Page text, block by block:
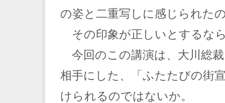
の姿と二重写しに感じられた
その印象が正しいとするな
今回のこの講演は、大川総
相手にした、「ふたたびの街
けられるのではないか。